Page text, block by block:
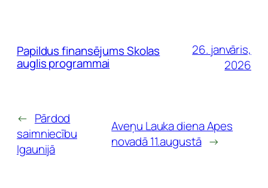
Papildus finansējums Skolas
auglis programmai
26. janvāris,
2026
← Pārdod
saimniecību
Igaunijā
Aveņu Lauka diena Apes
novadā 11.augustā →